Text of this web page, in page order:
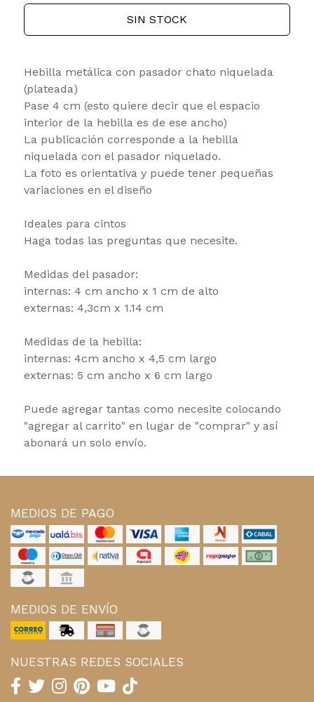
SIN STOCK
Hebilla metálica con pasador chato niquelada
(plateada)
Pase 4 cm (esto quiere decir que el espacio
interior de la hebilla es de ese ancho)
La publicación corresponde a la hebilla
niquelada con el pasador niquelado.
La foto es orientativa y puede tener pequeñas
variaciones en el diseño
Ideales para cintos
Haga todas las preguntas que necesite.
Medidas del pasador:
internas: 4 cm ancho x 1 cm de alto
externas: 4,3cm x 1.14 cm
Medidas de la hebilla:
internas: 4cm ancho x 4,5 cm largo
externas: 5 cm ancho x 6 cm largo
Puede agregar tantas como necesite colocando
"agregar al carrito" en lugar de "comprar" y así
abonará un solo envío.
MEDIOS DE PAGO
MEDIOS DE ENVÍO
NUESTRAS REDES SOCIALES